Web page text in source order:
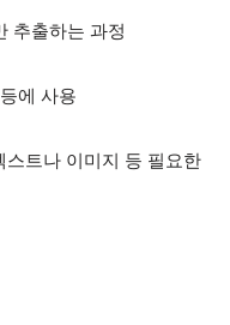
추출하는 과정
에 사용
트나 이미지 등 필요한